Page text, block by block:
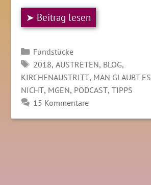
➤ Beitrag lesen
Kategorien
Fundstücke
SCHLAGWÖRTER
2018, AUSTRETEN, BLOG,
KIRCHENAUSTRITT, MAN GLAUBT ES
NICHT, MGEN, PODCAST,TIPPS
15 Kommentare